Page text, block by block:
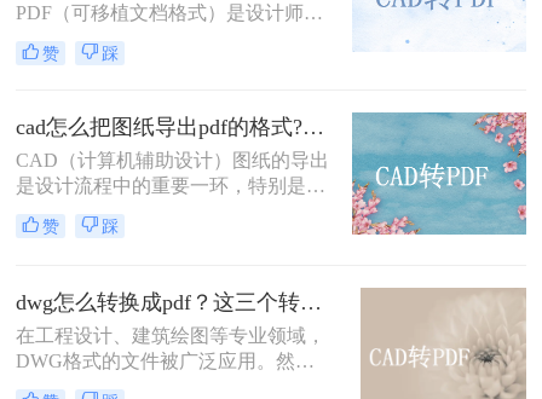
PDF（可移植文档格式）是设计师和
工程师在日常工作中经常遇到的需
求。PDF格式因其良好的兼容性和易
作伙伴交流的理想选择。那么cad转换
pdf怎么转换呢？本文将介绍两种将
CAD文件转换为PDF的高效方法。
赞 踩
cad怎么把图纸导出pdf的格式?了解下这二种转换方法！
CAD（计算机辅助设计）图纸的导出
是设计流程中的重要一环，特别是在
需要将设计成果与他人共享或进行打
印时，PDF格式因其跨平台兼容性和
把图纸导出pdf的格式呢？本文将介绍
两种将CAD图纸导出为PDF格式的方
法。
赞 踩
dwg怎么转换成pdf？这三个转换方法了解一下！
在工程设计、建筑绘图等专业领域，
DWG格式的文件被广泛应用。然
而，在某些情况下，我们可能需要将